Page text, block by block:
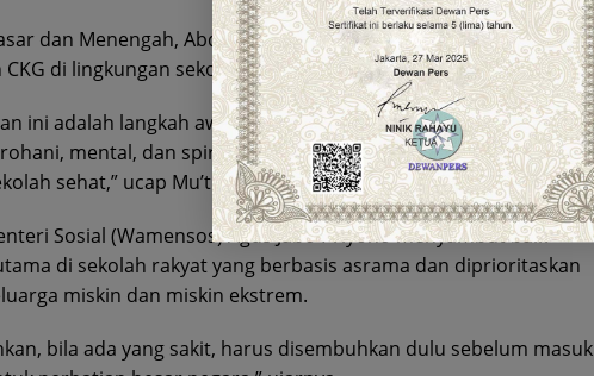
dan Menengah, Abdul Mu’ti, menyatakan dukungan penuh
di lingkungan sekolah.
ini adalah langkah awal membangun generasi Indonesia yang
mental, dan spiritual. Hasilnya akan kami jadikan dasar
sehat,” ucap Mu’ti.
Sosial (Wamensos) Agus Jabo Priyono menyambut baik
di sekolah rakyat yang berbasis asrama dan diprioritaskan
miskin dan miskin ekstrem.
bila ada yang sakit, harus disembuhkan dulu sebelum masuk